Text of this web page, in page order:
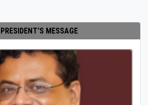
PRESIDENT'S MESSAGE